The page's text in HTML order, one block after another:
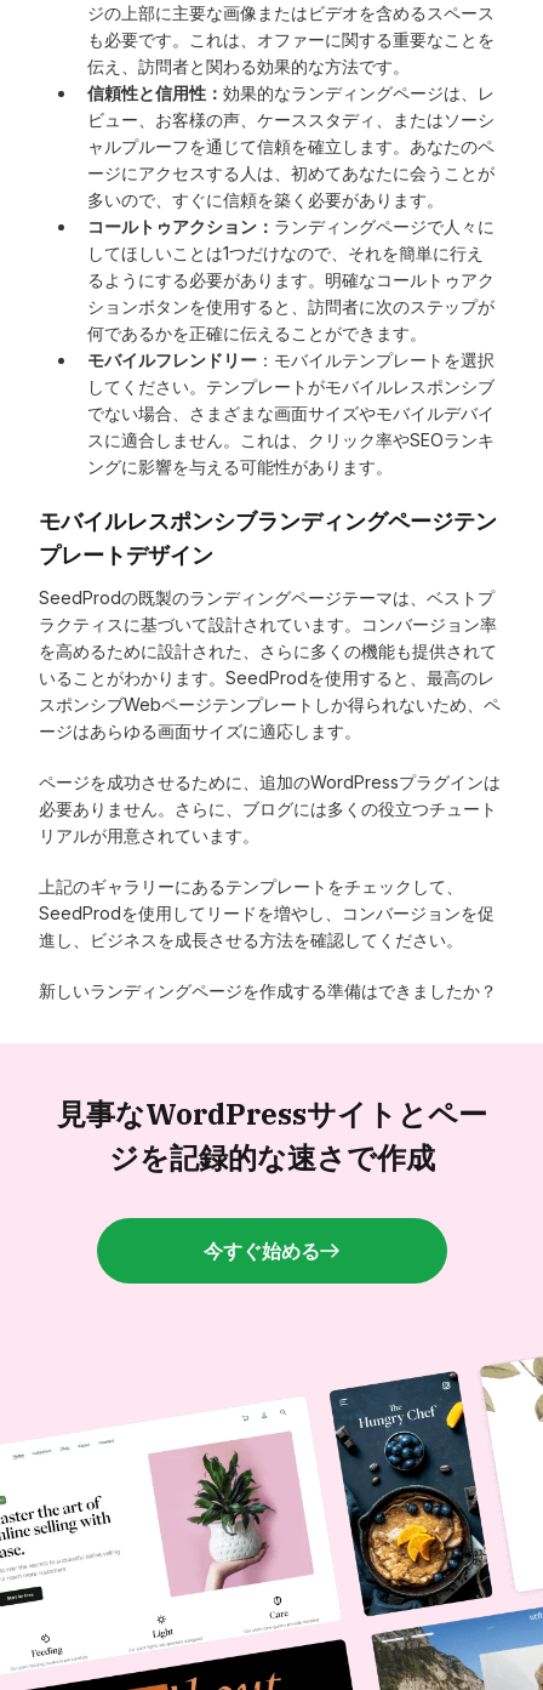
ジの上部に主要な画像またはビデオを含めるスペース
も必要です。これは、オファーに関する重要なことを
伝え、訪問者と関わる効果的な方法です。
信頼性と信用性： 効果的なランディングページは、レ
ビュー、お客様の声、ケーススタディ、またはソーシ
ャルプルーフを通じて信頼を確立します。あなたのペ
ージにアクセスする人は、初めてあなたに会うことが
多いので、すぐに信頼を築く必要があります。
コールトゥアクション： ランディングページで人々に
してほしいことは1つだけなので、それを簡単に行え
るようにする必要があります。明確なコールトゥアク
ションボタンを使用すると、訪問者に次のステップが
何であるかを正確に伝えることができます。
モバイルフレンドリー ：モバイルテンプレートを選択
してください。テンプレートがモバイルレスポンシブ
でない場合、さまざまな画面サイズやモバイルデバイ
スに適合しません。これは、クリック率やSEOランキ
ングに影響を与える可能性があります。
モバイルレスポンシブランディングページテン
プレートデザイン
SeedProdの既製のランディングページテーマは、ベストプ
ラクティスに基づいて設計されています。コンバージョン率
を高めるために設計された、さらに多くの機能も提供されて
いることがわかります。SeedProdを使用すると、最高のレ
スポンシブWebページテンプレートしか得られないため、ペ
ージはあらゆる画面サイズに適応します。
ページを成功させるために、追加のWordPressプラグインは
必要ありません。さらに、ブログには多くの役立つチュート
リアルが用意されています。
上記のギャラリーにあるテンプレートをチェックして、
SeedProdを使用してリードを増やし、コンバージョンを促
進し、ビジネスを成長させる方法を確認してください。
新しいランディングページを作成する準備はできましたか？
見事なWordPressサイトとペー
ジを記録的な速さで作成
今すぐ始める